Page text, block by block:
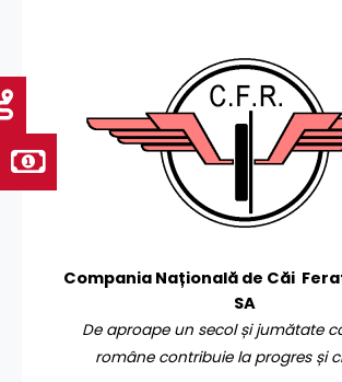
Compania Națională de Căi
SA
De aproape un secol și jumătate
române contribuie la progres și